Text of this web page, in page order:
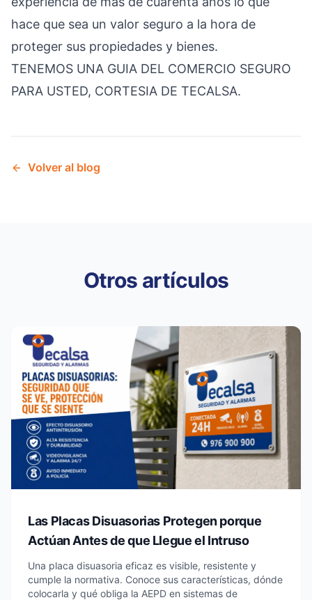
hace que sea un valor seguro a la hora de
proteger sus propiedades y bienes.
TENEMOS UNA GUIA DEL COMERCIO SEGURO
PARA USTED, CORTESIA DE TECALSA.
Volver al blog
Otros artículos
Las Placas Disuasorias Protegen porque
Actúan Antes de que Llegue el Intruso
Una placa disuasoria eficaz es visible, resistente y
cumple la normativa. Conoce sus características, dónde
colocarla y qué obliga la AEPD en sistemas de